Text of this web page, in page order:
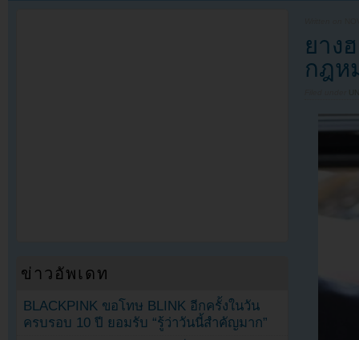
ยาง
กฎห
ข่าวอัพเดท
BLACKPINK ขอโทษ BLINK อีกครั้งในวัน
ครบรอบ 10 ปี ยอมรับ “รู้ว่าวันนี้สำคัญมาก”